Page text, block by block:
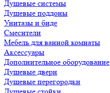
Душевые системы
Душевые поддоны
Унитазы и биде
Смесители
Мебель для ванной комнаты
Аксессуары
Дополнительное оборудование
Душевые двери
Душевые перегородки